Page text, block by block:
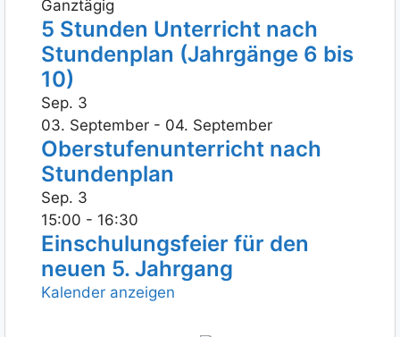
Ganztägig
5 Stunden Unterricht nach
Stundenplan (Jahrgänge 6 bis
10)
Sep. 3
03. September - 04. September
Oberstufenunterricht nach
Stundenplan
Sep. 3
15:00 - 16:30
Einschulungsfeier für den
neuen 5. Jahrgang
Kalender anzeigen